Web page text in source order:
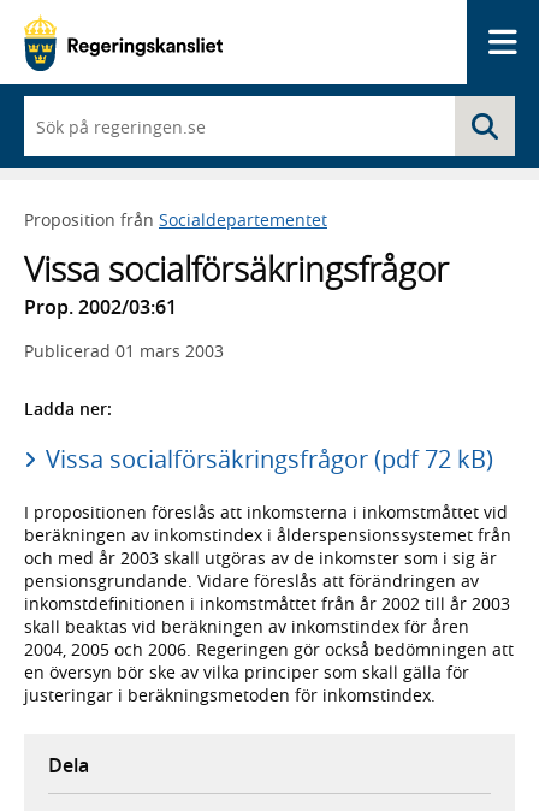
du
börjar
skriva
framträder
lista
med
sökförslag
Proposition från Socialdepartementet
Vissa socialförsäkringsfrågor
Prop. 2002/03:61
Publicerad 01 mars 2003
Ladda ner:
Vissa socialförsäkringsfrågor (pdf 72 kB)
I propositionen föreslås att inkomsterna i inkomstmåttet vid
beräkningen av inkomstindex i ålderspensionssystemet från
och med år 2003 skall utgöras av de inkomster som i sig är
pensionsgrundande. Vidare föreslås att förändringen av
inkomstdefinitionen i inkomstmåttet från år 2002 till år 2003
skall beaktas vid beräkningen av inkomstindex för åren
2004, 2005 och 2006. Regeringen gör också bedömningen att
en översyn bör ske av vilka principer som skall gälla för
justeringar i beräkningsmetoden för inkomstindex.
Dela